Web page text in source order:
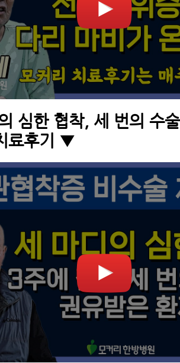
심한 협착, 세 번의 수
료후기 ▼